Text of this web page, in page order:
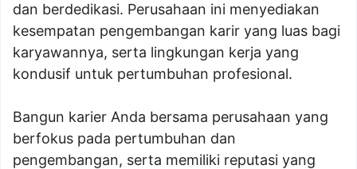
dan berdedikasi. Perusahaan ini menyediakan
kesempatan pengembangan karir yang luas bagi
karyawannya, serta lingkungan kerja yang
kondusif untuk pertumbuhan profesional.
Bangun karier Anda bersama perusahaan yang
berfokus pada pertumbuhan dan
pengembangan, serta memiliki reputasi yang